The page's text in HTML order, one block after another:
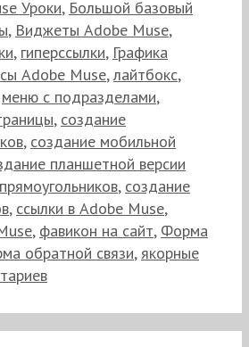
Уроки, Большой базовый
, Виджеты Adobe Muse,
, гиперссылки, Графика
Adobe Muse,лайтбокс,
меню с подразделами,
, создание
, создание мобильной
планшетной версии
, создание
, ссылки в Adobe Muse,
, фавикон на сайт, Форма
обратной связи,якорные